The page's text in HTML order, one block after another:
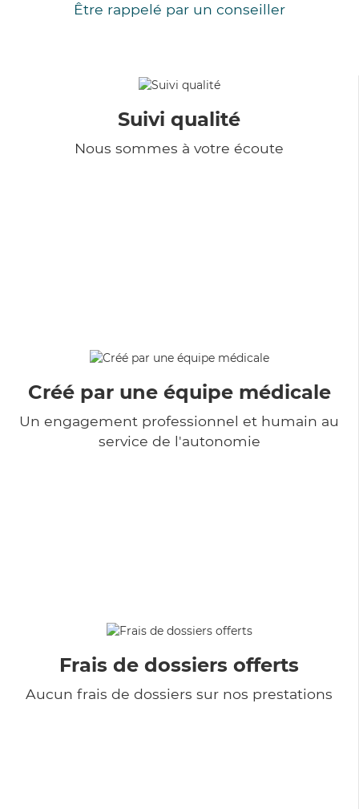
Être rappelé par un conseiller
Suivi qualité
Nous sommes à votre écoute
Créé par une équipe médicale
Un engagement professionnel et humain au
service de l'autonomie
Frais de dossiers offerts
Aucun frais de dossiers sur nos prestations